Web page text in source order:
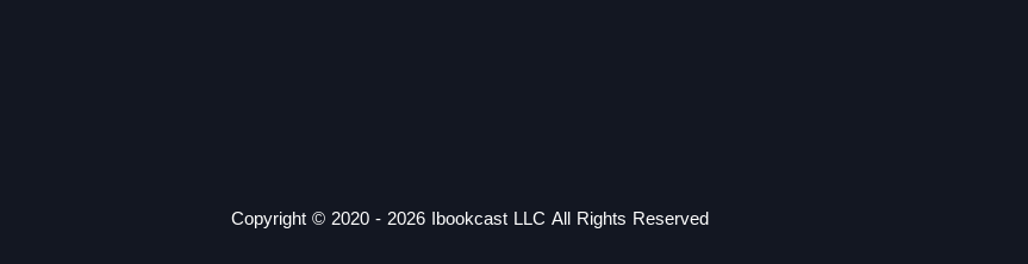
Copyright © 2020 - 2026 Ibookcast LLC All Rights Reserved